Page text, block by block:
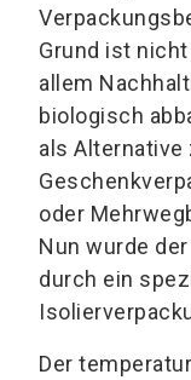
Grund ist
allem
biologisch
als
oder
Nun wurde
durch ein
Der